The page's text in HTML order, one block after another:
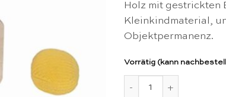
Holz mit gestrickten
Kleinkindmaterial,
Objektpermanenz.
Vorrätig (kann